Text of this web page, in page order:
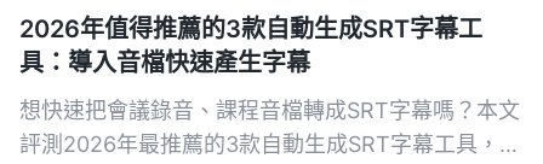
2026年值得推薦的3款自動生成SRT字幕工
具：導入音檔快速產生字幕
想快速把會議錄音、課程音檔轉成SRT字幕嗎？本文
評測2026年最推薦的3款自動生成SRT字幕工具，並